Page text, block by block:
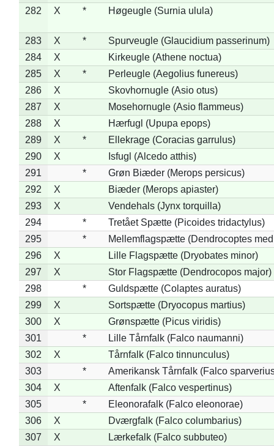
282
X * Høgeugle (Surnia ulula)
283 X *
Spurveugle (Glaucidium passerinum)
284
X
Kirkeugle (Athene noctua)
285
X *
Perleugle (Aegolius funereus)
286
X
Skovhornugle (Asio otus)
287
X
Mosehornugle (Asio flammeus)
288
X
Hærfugl (Upupa epops)
289
X *
Ellekrage (Coracias garrulus)
290
X
Isfugl (Alcedo atthis)
291
*
Grøn Biæder (Merops persicus)
292
X
Biæder (Merops apiaster)
293
X
Vendehals (Jynx torquilla)
294
*
Tretået Spætte (Picoides tridactylus)
295
*
Mellemflagspætte (Dendrocoptes
296
X
Lille Flagspætte (Dryobates minor)
297
X
Stor Flagspætte (Dendrocopos major)
298
*
Guldspætte (Colaptes auratus)
299
X
Sortspætte (Dryocopus martius)
300
X
Grønspætte (Picus viridis)
301
*
Lille Tårnfalk (Falco naumanni)
302
X
Tårnfalk (Falco tinnunculus)
303
*
Amerikansk Tårnfalk (Falco
304
X
Aftenfalk (Falco vespertinus)
305
*
Eleonorafalk (Falco eleonorae)
306
X
Dværgfalk (Falco columbarius)
307
X
Lærkefalk (Falco subbuteo)